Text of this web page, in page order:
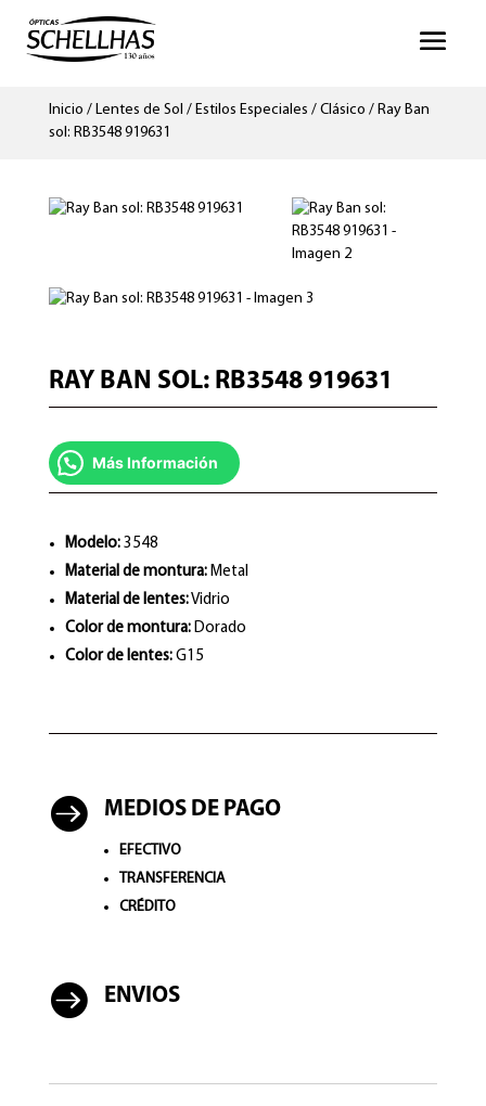
Inicio / Lentes de Sol / Estilos Especiales / Clásico / Ray Ban
sol: RB3548 919631
RAY BAN SOL: RB3548 919631
Más Información
Modelo:3548
Material de montura:Metal
Material de lentes:Vidrio
Color de montura:Dorado
Color de lentes:G15
 MEDIOS DE PAGO
EFECTIVO
TRANSFERENCIA
CRÉDITO
 ENVIOS